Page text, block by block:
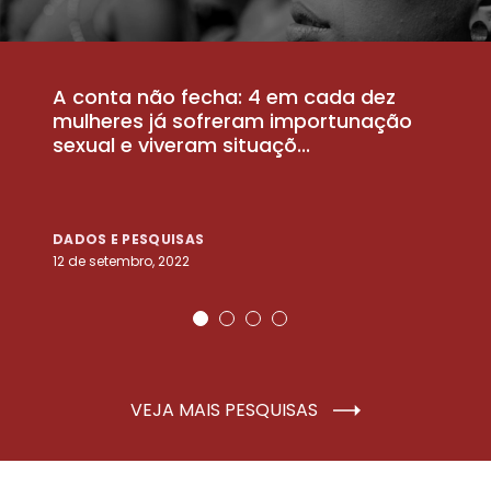
A conta não fecha: 4 em cada dez
mulheres já sofreram importunação
sexual e viveram situaçõ...
DADOS E PESQUISAS
12 de setembro, 2022
VEJA MAIS PESQUISAS